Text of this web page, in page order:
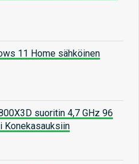
11 Home sähköinen
suoritin 4,7 GHz 96
Konekasauksiin